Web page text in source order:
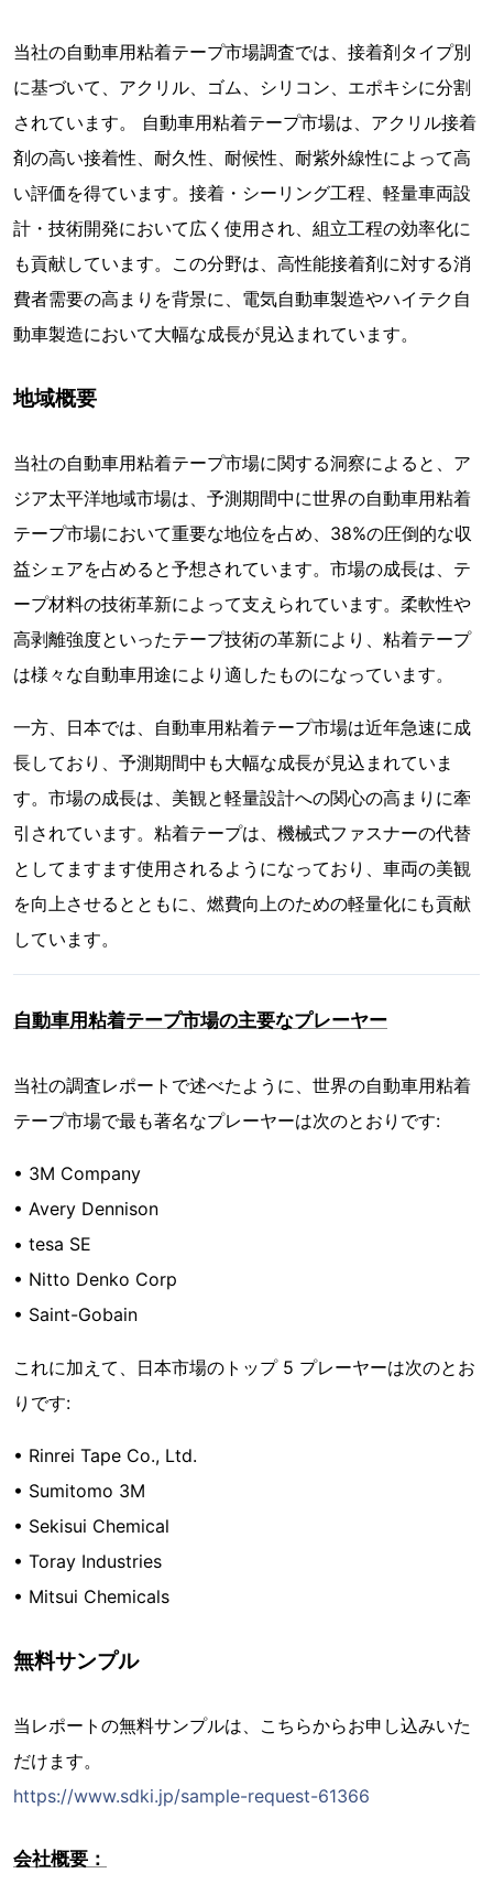
当社の自動車用粘着テープ市場調査では、接着剤タイプ別
に基づいて、アクリル、ゴム、シリコン、エポキシに分割
されています。 自動車用粘着テープ市場は、アクリル接着
剤の高い接着性、耐久性、耐候性、耐紫外線性によって高
い評価を得ています。接着・シーリング工程、軽量車両設
計・技術開発において広く使用され、組立工程の効率化に
も貢献しています。この分野は、高性能接着剤に対する消
費者需要の高まりを背景に、電気自動車製造やハイテク自
動車製造において大幅な成長が見込まれています。
地域概要
当社の自動車用粘着テープ市場に関する洞察によると、ア
ジア太平洋地域市場は、予測期間中に世界の自動車用粘着
テープ市場において重要な地位を占め、38%の圧倒的な収
益シェアを占めると予想されています。市場の成長は、テ
ープ材料の技術革新によって支えられています。柔軟性や
高剥離強度といったテープ技術の革新により、粘着テープ
は様々な自動車用途により適したものになっています。
一方、日本では、自動車用粘着テープ市場は近年急速に成
長しており、予測期間中も大幅な成長が見込まれていま
す。市場の成長は、美観と軽量設計への関心の高まりに牽
引されています。粘着テープは、機械式ファスナーの代替
としてますます使用されるようになっており、車両の美観
を向上させるとともに、燃費向上のための軽量化にも貢献
しています。
自動車用粘着テープ市場の主要なプレーヤー
当社の調査レポートで述べたように、世界の自動車用粘着
テープ市場で最も著名なプレーヤーは次のとおりです:
• 3M Company
• Avery Dennison
• tesa SE
• Nitto Denko Corp
• Saint-Gobain
これに加えて、日本市場のトップ 5 プレーヤーは次のとお
りです:
• Rinrei Tape Co., Ltd.
• Sumitomo 3M
• Sekisui Chemical
• Toray Industries
• Mitsui Chemicals
無料サンプル
当レポートの無料サンプルは、こちらからお申し込みいた
だけます。
https://www.sdki.jp/sample-request-61366
会社概要：